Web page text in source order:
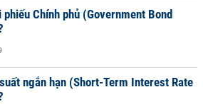
Chính phủ (Government Bond
ngắn hạn (Short-Term Interest Rate